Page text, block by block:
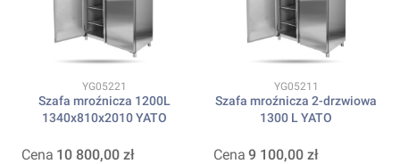
Kod produktu
YG05221
Szafa mroźnicza 1200L
1340x810x2010 YATO
Cena 10 800,00 zł
Kod produktu
YG05211
Szafa mroźnicza 2-drzwiowa
1300 L YATO
Cena 9 100,00 zł